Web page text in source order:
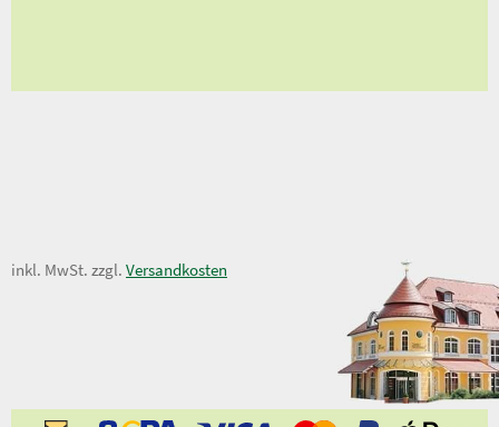
3,50 €
inkl. MwSt. zzgl. Versandkosten